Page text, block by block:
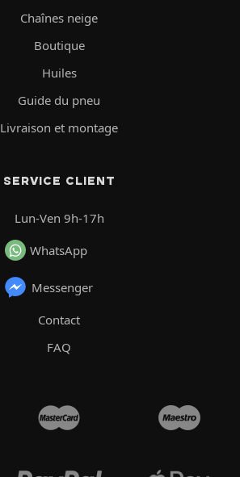
Chaînes neige
Boutique
Huiles
Guide du pneu
Livraison et montage
SERVICE CLIENT
Lun-Ven 9h-17h
WhatsApp
Messenger
Contact
FAQ